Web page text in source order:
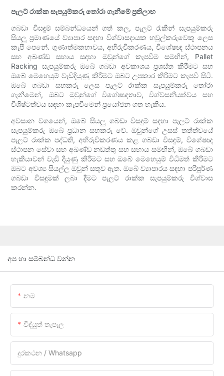
පැලට් රාක්ක සැපයුම්කරු තෝරා ගැනීමේ ප්‍රතිලාභ
ගබඩා විසඳුම් සම්බන්ධයෙන් ගත් කල, පැලට් රැකින් සැපයුම්කරු
සියලු ප්‍රමාණයේ ව්‍යාපාර සඳහා විශ්වාසදායක හවුල්කරුවෙකු ලෙස
කැපී පෙනේ. ගුණාත්මකභාවය, අභිරුචිකරණය, විශේෂඥ ස්ථාපනය
සහ අඛණ්ඩ සහාය සඳහා ඔවුන්ගේ කැපවීම සමඟින්, Pallet
Racking සැපයුම්කරු ඔබේ ගබඩා අවකාශය ප්‍රශස්ත කිරීමට සහ
ඔබේ මෙහෙයුම් වැඩිදියුණු කිරීමට ඔබට උපකාර කිරීමට කැපවී සිටී.
ඔබේ ගබඩා සහකරු ලෙස පැලට් රාක්ක සැපයුම්කරු තෝරා
ගැනීමෙන්, ඔබට ඔවුන්ගේ විශේෂඥතාව, විශ්වසනීයත්වය සහ
විශිෂ්ටත්වය සඳහා කැපවීමෙන් ප්‍රයෝජන ගත හැකිය.
අවසාන වශයෙන්, ඔබේ සියලු ගබඩා විසඳුම් සඳහා පැලට් රාක්ක
සැපයුම්කරු ඔබේ ප්‍රධාන සහකරු වේ. ඔවුන්ගේ උසස් තත්ත්වයේ
පැලට් රාක්ක පද්ධති, අභිරුචිකරණය කළ ගබඩා විසඳුම්, විශේෂඥ
ස්ථාපන සේවා සහ අඛණ්ඩ නඩත්තු සහ සහාය සමඟින්, ඔබේ ගබඩා
හැකියාවන් වැඩි දියුණු කිරීමට සහ ඔබේ මෙහෙයුම් විධිමත් කිරීමට
ඔබට අවශ්‍ය සියල්ල ඔවුන් සතුව ඇත. ඔබේ ව්‍යාපාරය සඳහා පරිපූර්ණ
ගබඩා විසඳුමක් ලබා දීමට පැලට් රාක්ක සැපයුම්කරු විශ්වාස
කරන්න.
අප හා සම්බන්ධ වන්න
නම
විද්යුත් තැපෑල
දුරකථන / Whatsapp